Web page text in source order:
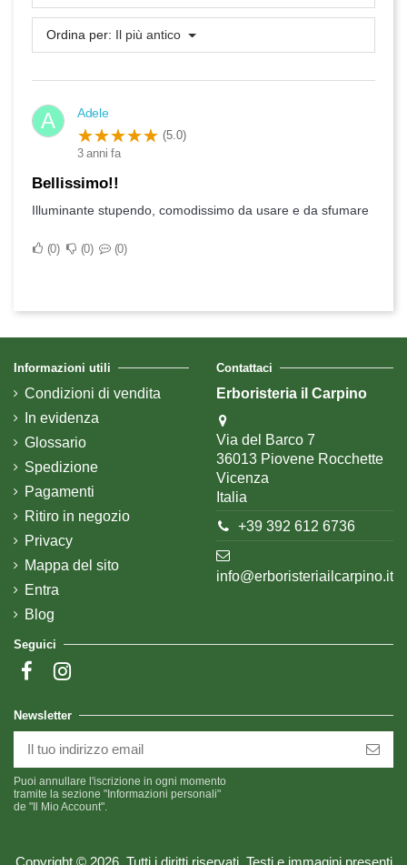
Ordina per: Il più antico
A Adele
(5.0)
3 anni fa
Bellissimo!!
Illuminante stupendo, comodissimo da usare e da sfumare
0 0 0
Informazioni utili
Condizioni di vendita
In evidenza
Glossario
Spedizione
Pagamenti
Ritiro in negozio
Privacy
Mappa del sito
Entra
Blog
Contattaci
Erboristeria il Carpino
Via del Barco 7
36013 Piovene Rocchette
Vicenza
Italia
+39 392 612 6736
info@erboristeriailcarpino.it
Seguici
Newsletter
Puoi annullare l'iscrizione in ogni momento
tramite la sezione "Informazioni personali"
de "Il Mio Account".
Copyright © 2026. Tutti i diritti riservati. Testi e immagini presenti